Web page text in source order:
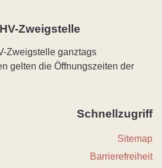
Zweigstelle
Zweigstelle ganztags
gelten die Öffnungszeiten der
Schnellzugriff
Sitemap
Barrierefreiheit